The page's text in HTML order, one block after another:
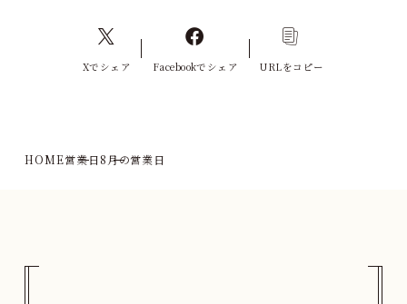
Xでシェア Facebookでシェア URLをコピー
HOME営業日8月の営業日